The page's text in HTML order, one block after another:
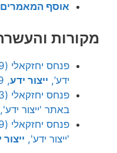
אוסף
מקורות
ידע’, ייצור ידע, 12/11/19.
באתר 'ייצור ידע',
'ייצור ידע',